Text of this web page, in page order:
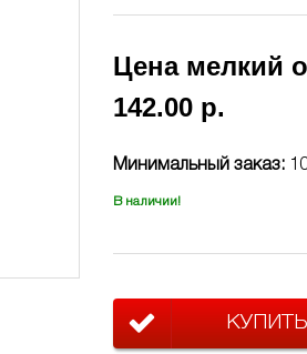
Цена мелкий
142.00 р.
Минимальный заказ:
В наличии!
КУПИТЬ